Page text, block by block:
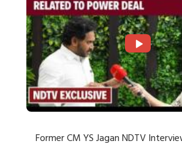
Former CM YS Jagan NDTV